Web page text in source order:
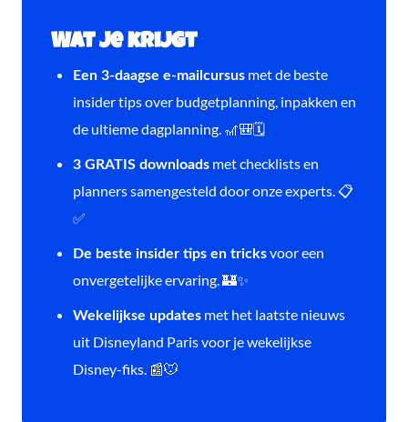
Wat je krijgt
Een 3-daagse e-mailcursus met de beste
insider tips over budgetplanning, inpakken en
de ultieme dagplanning. 🎢🎒🗓️
3 GRATIS downloads met checklists en
planners samengesteld door onze experts. 📋
✅
De beste insider tips en tricksvoor een
onvergetelijke ervaring. 🏰✨
Wekelijkse updates met het laatste nieuws
uit Disneyland Paris voor je wekelijkse
Disney-fiks. 📰🐭